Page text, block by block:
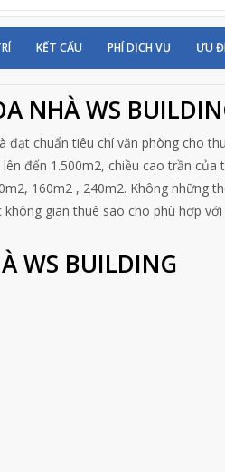
KẾT CẤU PHÍ DỊCH VỤ ƯU
NHÀ WS
đạt chuẩn tiêu chí văn phòng cho
đến 1.500m2, chiều cao trần
160m2 , 240m2. Không những
gian thuê sao cho phù hợp
WS BUILDING